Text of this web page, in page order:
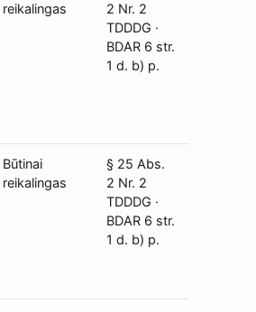
reikalingas
2 Nr. 2
TDDDG ·
BDAR 6 str.
1 d. b) p.
Būtinai
reikalingas
§ 25 Abs.
2 Nr. 2
TDDDG ·
BDAR 6 str.
1 d. b) p.